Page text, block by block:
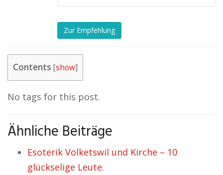
Zur Empfehlung
Contents [show]
No tags for this post.
Ähnliche Beiträge
Esoterik Volketswil und Kirche – 10
glückselige Leute.